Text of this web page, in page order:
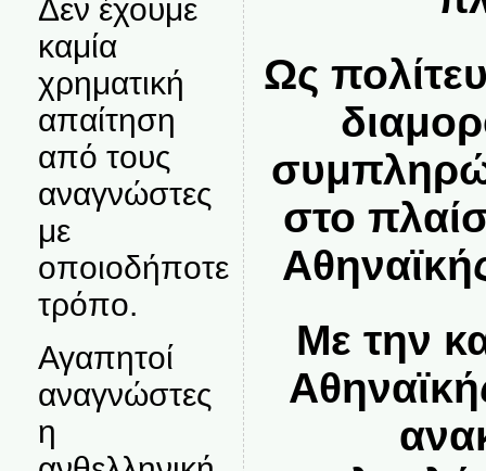
Δεν έχουμε
καμία
χρηματική
απαίτηση
από τους
αναγνώστες
με
οποιοδήποτε
τρόπο.
Αγαπητοί
αναγνώστες
η
Ως
στο
Με την